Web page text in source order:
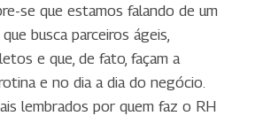
se que estamos falando de um
busca parceiros ágeis,
e que, de fato, façam a
e no dia a dia do negócio.
lembrados por quem faz o RH